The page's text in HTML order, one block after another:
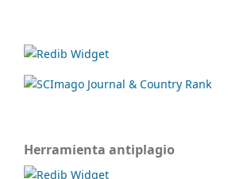
Herramienta antiplagio